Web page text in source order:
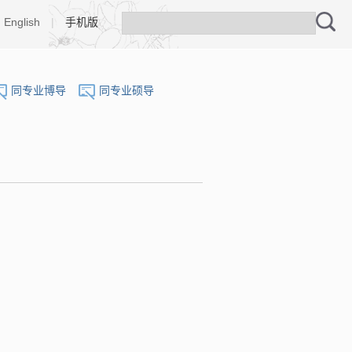
English | 手机版
同专业博导 同专业硕导